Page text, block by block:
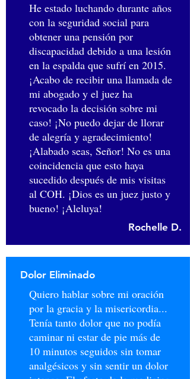
He estado luchando durante años
con la seguridad social para
obtener una pensión por
discapacidad debido a una lesión
en la espalda que sufrí en 2015.
¡Acabo de recibir una llamada de
mi abogado y el juez ha
revocado la decisión sobre mi
caso! ¡No puedo dejar de llorar
de alegría y agradecimiento!
¡Alabado seas, Señor! No es una
coincidencia que esto haya
sucedido después de mis visitas
al COH. ¡Dios es un juez justo y
bueno! ¡Aleluya!
Rochelle D.
Dolor Eliminado
Quiero hablar sobre mi oración
por la gracia y la misericordia...
Tenía tanto dolor que no podía
caminar ni estar de pie más de
10 minutos seguidos sin tomar
analgésicos y sin sentir un dolor